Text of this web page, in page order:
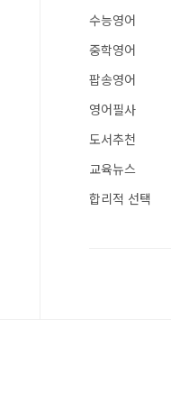
수능영어
중학영어
팝송영어
영어필사
도서추천
교육뉴스
합리적 선택